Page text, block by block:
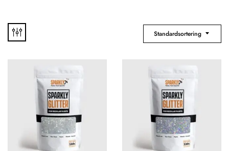
Standardsortering